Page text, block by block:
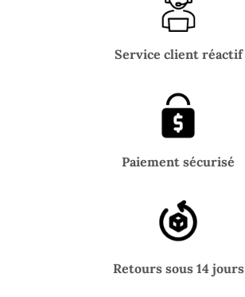
Service client réactif
Paiement sécurisé
Retours sous 14 jours